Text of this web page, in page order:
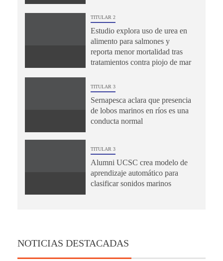
TITULAR 2
Estudio explora uso de urea en
alimento para salmones y
reporta menor mortalidad tras
tratamientos contra piojo de mar
TITULAR 3
Sernapesca aclara que presencia
de lobos marinos en ríos es una
conducta normal
TITULAR 3
Alumni UCSC crea modelo de
aprendizaje automático para
clasificar sonidos marinos
NOTICIAS DESTACADAS